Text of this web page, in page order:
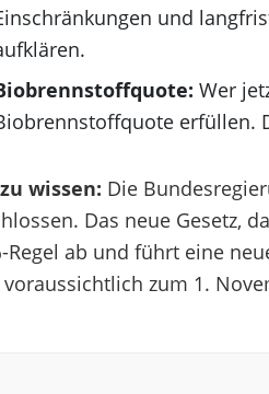
und
Wer
erfüllen.
wissen: Die
Das neue Gesetz,
Regel ab und führt eine
zum 1.